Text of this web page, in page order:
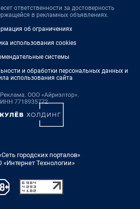
ответственности за достоверность
в рекламных объявлениях.
об ограничениях
использования cookies
системы
и обработки персональных данных и
использования сайта
городских порталов»
Технологии»